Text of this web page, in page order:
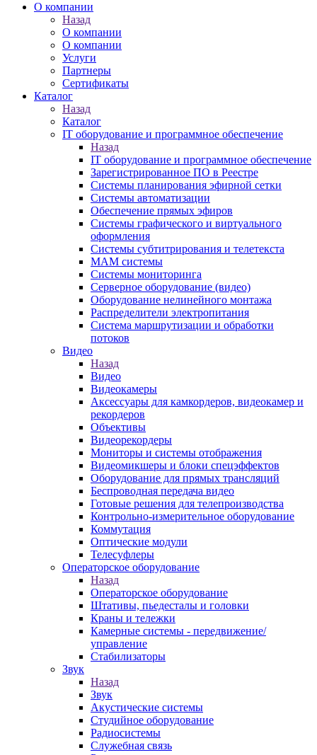
О компании
Назад
О компании
О компании
Услуги
Партнеры
Сертификаты
Каталог
Назад
Каталог
IT оборудование и программное обеспечение
Назад
IT оборудование и программное обеспечение
Зарегистрированное ПО в Реестре
Системы планирования эфирной сетки
Системы автоматизации
Обеспечение прямых эфиров
Системы графического и виртуального
оформления
Системы субтитрирования и телетекста
MAM системы
Системы мониторинга
Серверное оборудование (видео)
Оборудование нелинейного монтажа
Распределители электропитания
Система маршрутизации и обработки
потоков
Видео
Назад
Видео
Видеокамеры
Аксессуары для камкордеров, видеокамер и
рекордеров
Объективы
Видеорекордеры
Мониторы и системы отображения
Видеомикшеры и блоки спецэффектов
Оборудование для прямых трансляций
Беспроводная передача видео
Готовые решения для телепроизводства
Контрольно-измерительное оборудование
Коммутация
Оптические модули
Телесуфлеры
Операторское оборудование
Назад
Операторское оборудование
Штативы, пьедесталы и головки
Краны и тележки
Камерные системы - передвижение/
управление
Стабилизаторы
Звук
Назад
Звук
Акустические системы
Студийное оборудование
Радиосистемы
Служебная связь